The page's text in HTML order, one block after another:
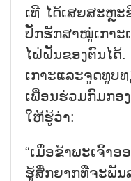
ເທີ ໄດ້ເສຍສະຫຼ
ປັກຮັກສາໝູ່ເກາະ
ໄຝ່ຝັນຂອງຕົນ
ເກາະແລະຈູດທູ
ເພື່ອນຮ່ວມກົມກອ
ໃຫ້ຮູ້ວ່າ:
“ເມື່ອຂ້າພະເຈົ້າ
ຮູ້ສຶກຍາກທີ່ຈະ